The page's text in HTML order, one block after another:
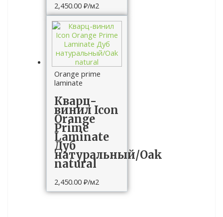
2,450.00 ₽/м2
Orange prime
laminate
Кварц-
винил Icon
Orange
Prime
Laminate
Дуб
натуральный/Oak
natural
2,450.00 ₽/м2